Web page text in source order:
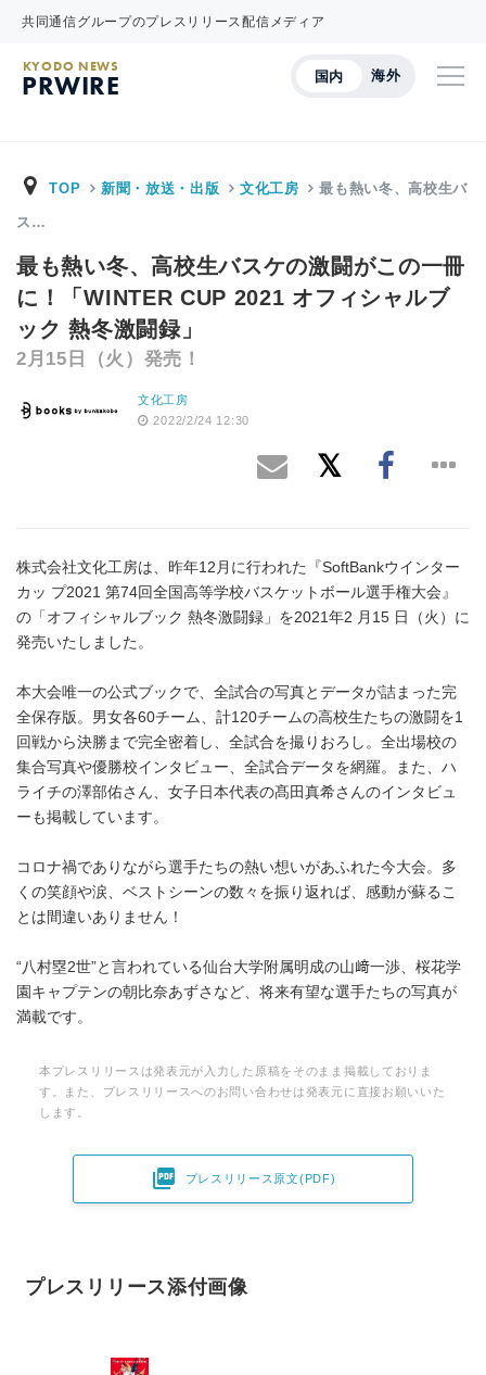
共同通信グループのプレスリリース配信メディア
国内 海外
KYODO NEWS
PRWIRE
TOP 新聞・放送・出版 文化工房 最も熱い冬、⾼校⽣バ
ス…
最も熱い冬、⾼校⽣バスケの激闘がこの⼀冊
に！「WINTER CUP 2021 オフィシャルブ
ック 熱冬激闘録」
2⽉15⽇（火）発売！
文化工房
2022/2/24 12:30
株式会社⽂化⼯房は、昨年12⽉に⾏われた『SoftBankウインター
カッ プ2021 第74回全国⾼等学校バスケットボール選⼿権⼤会』
の「オフィシャルブック 熱冬激闘録」を2021年2 ⽉15 ⽇（火）に
発売いたしました。
本大会唯一の公式ブックで、全試合の写真とデータが詰まった完
全保存版。男⼥各60チーム、計120チームの⾼校⽣たちの激闘を1
回戦から決勝まで完全密着し、全試合を撮りおろし。全出場校の
集合写真や優勝校インタビュー、全試合データを網羅。また、ハ
ライチの澤部佑さん、女子日本代表の髙田真希さんのインタビュ
ーも掲載しています。
コロナ禍でありながら選⼿たちの熱い想いがあふれた今⼤会。多
くの笑顔や涙、ベストシーンの数々を振り返れば、感動が蘇るこ
とは間違いありません！
“⼋村塁2世”と⾔われている仙台⼤学附属明成の⼭﨑⼀渉、桜花学
園キャプテンの朝比奈あずさなど、将来有望な選⼿たちの写真が
満載です。
本プレスリリースは発表元が入力した原稿をそのまま掲載しておりま
す。また、プレスリリースへのお問い合わせは発表元に直接お願いいた
します。
 プレスリリース原文(PDF)
プレスリリース添付画像